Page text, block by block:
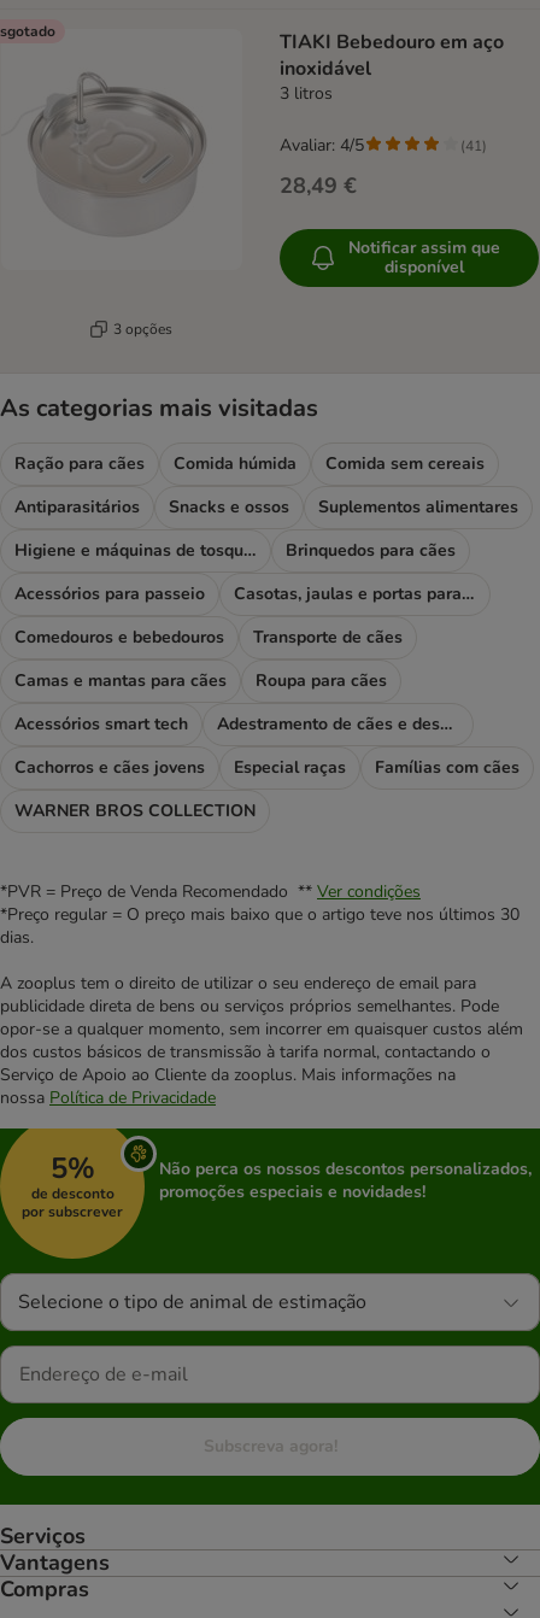
3 opções
TIAKI Bebedouro em aço
inoxidável
3 litros
28,49 €
Avaliar: 4/5 (41)
Notificar assim que
disponível
As categorias mais visitadas
Ração para cães Comida húmida
Comida sem cereais
Antiparasitários
Snacks e ossos
Suplementos alimentares
Higiene e máquinas de tosquiar
Brinquedos para cães
Acessórios para passeio
Casotas, jaulas e portas para cães
Comedouros e bebedouros
Transporte de cães
Camas e mantas para cães
Roupa para cães
Acessórios smart tech
Adestramento de cães e desporto
Cachorros e cães jovens
Especial raças
Famílias com cães
WARNER BROS COLLECTION
*PVR = Preço de Venda Recomendado ** Ver condições
*Preço regular = O preço mais baixo que o artigo teve nos últimos 30
dias.
A zooplus tem o direito de utilizar o seu endereço de email para
publicidade direta de bens ou serviços próprios semelhantes. Pode
opor-se a qualquer momento, sem incorrer em quaisquer custos além
dos custos básicos de transmissão à tarifa normal, contactando o
Serviço de Apoio ao Cliente da zooplus. Mais informações na
nossa Política de Privacidade
5%
de desconto
por subscrever
Não perca os nossos descontos personalizados,
promoções especiais e novidades!
Selecione o tipo de animal de estimação
Subscreva agora!
Serviços
Vantagens
Compras